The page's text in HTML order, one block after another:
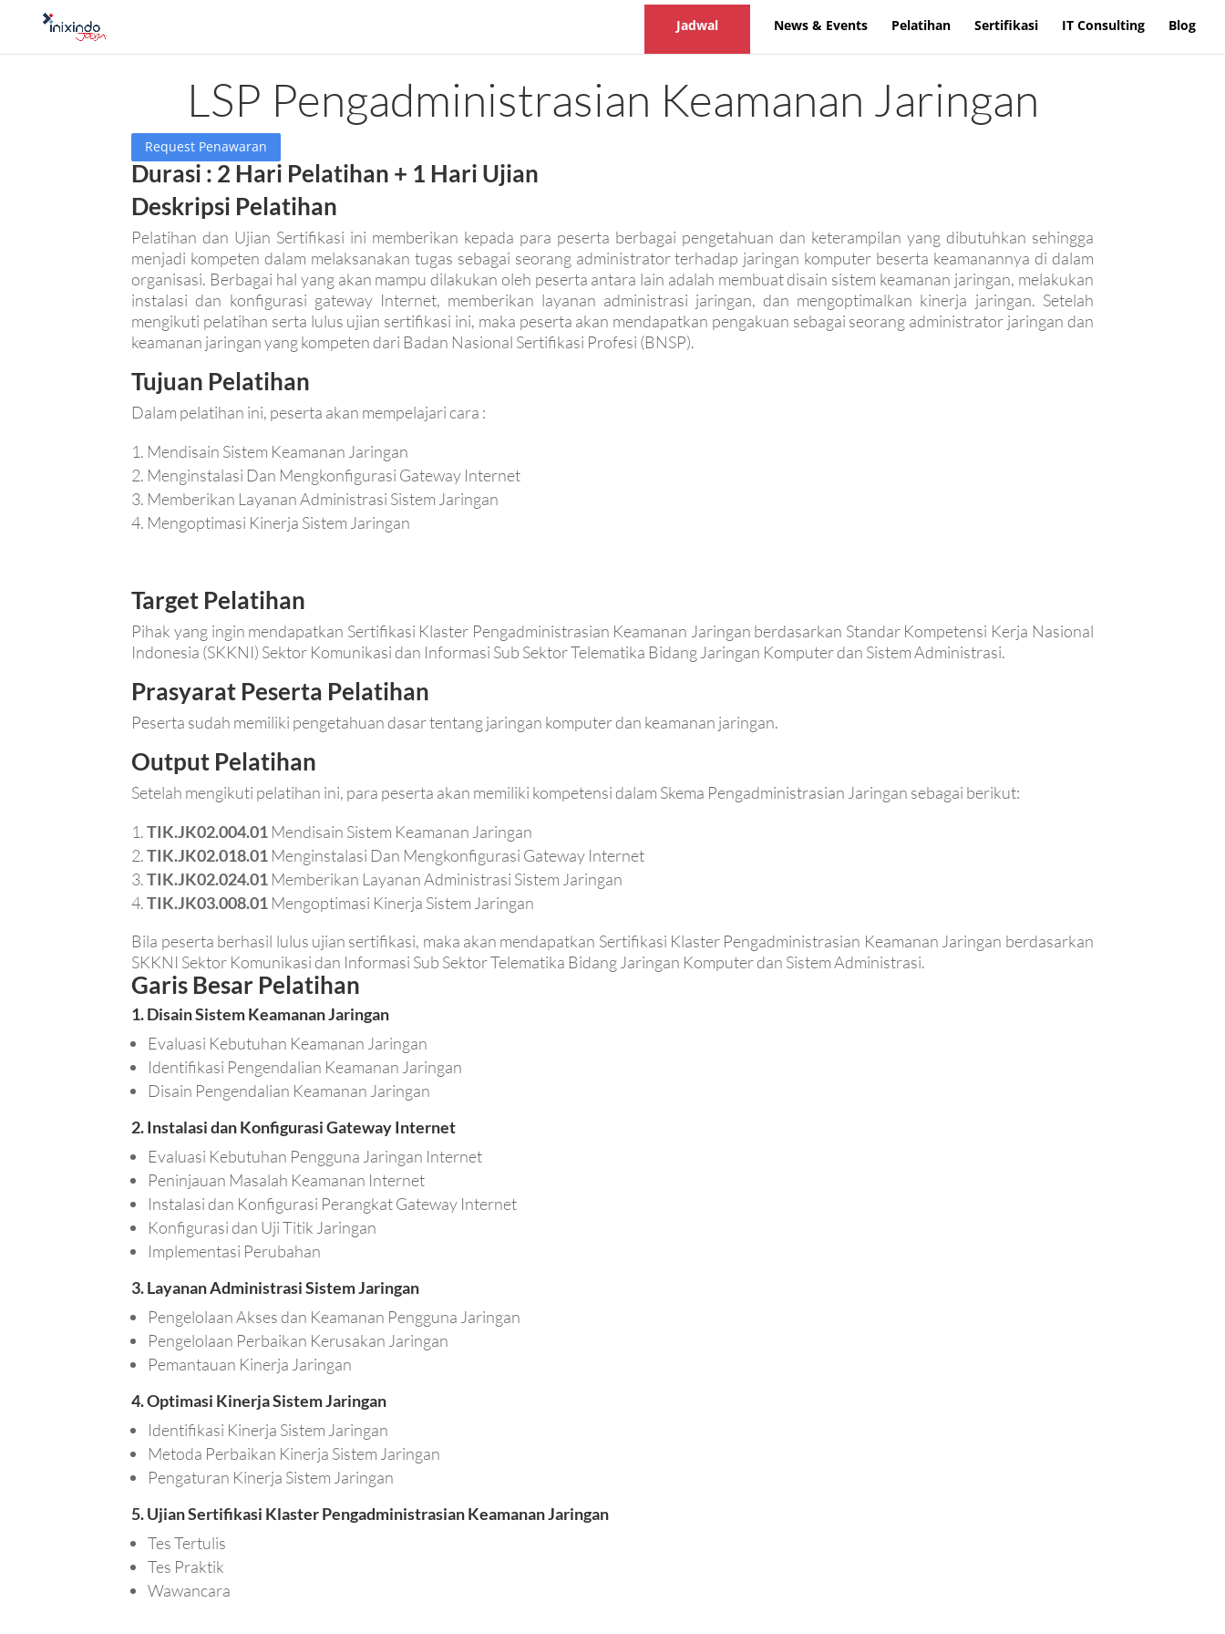
Jadwal News & Events Pelatihan Sertifikasi IT Consulting Blog
LSP Pengadministrasian Keamanan Jaringan
Request Penawaran
Durasi : 2 Hari Pelatihan + 1 Hari Ujian
Deskripsi Pelatihan
Pelatihan dan Ujian Sertifikasi ini memberikan kepada para peserta berbagai pengetahuan dan keterampilan yang dibutuhkan sehingga
menjadi kompeten dalam melaksanakan tugas sebagai seorang administrator terhadap jaringan komputer beserta keamanannya di dalam
organisasi. Berbagai hal yang akan mampu dilakukan oleh peserta antara lain adalah membuat disain sistem keamanan jaringan, melakukan
instalasi dan konfigurasi gateway Internet, memberikan layanan administrasi jaringan, dan mengoptimalkan kinerja jaringan. Setelah
mengikuti pelatihan serta lulus ujian sertifikasi ini, maka peserta akan mendapatkan pengakuan sebagai seorang administrator jaringan dan
keamanan jaringan yang kompeten dari Badan Nasional Sertifikasi Profesi (BNSP).
Tujuan Pelatihan
Dalam pelatihan ini, peserta akan mempelajari cara :
Mendisain Sistem Keamanan Jaringan
Menginstalasi Dan Mengkonfigurasi Gateway Internet
Memberikan Layanan Administrasi Sistem Jaringan
Mengoptimasi Kinerja Sistem Jaringan
Target Pelatihan
Pihak yang ingin mendapatkan Sertifikasi Klaster Pengadministrasian Keamanan Jaringan berdasarkan Standar Kompetensi Kerja Nasional
Indonesia (SKKNI) Sektor Komunikasi dan Informasi Sub Sektor Telematika Bidang Jaringan Komputer dan Sistem Administrasi.
Prasyarat Peserta Pelatihan
Peserta sudah memiliki pengetahuan dasar tentang jaringan komputer dan keamanan jaringan.
Output Pelatihan
Setelah mengikuti pelatihan ini, para peserta akan memiliki kompetensi dalam Skema Pengadministrasian Jaringan sebagai berikut:
TIK.JK02.004.01 Mendisain Sistem Keamanan Jaringan
TIK.JK02.018.01 Menginstalasi Dan Mengkonfigurasi Gateway Internet
TIK.JK02.024.01 Memberikan Layanan Administrasi Sistem Jaringan
TIK.JK03.008.01 Mengoptimasi Kinerja Sistem Jaringan
Bila peserta berhasil lulus ujian sertifikasi, maka akan mendapatkan Sertifikasi Klaster Pengadministrasian Keamanan Jaringan berdasarkan
SKKNI Sektor Komunikasi dan Informasi Sub Sektor Telematika Bidang Jaringan Komputer dan Sistem Administrasi.
Garis Besar Pelatihan
1. Disain Sistem Keamanan Jaringan
Evaluasi Kebutuhan Keamanan Jaringan
Identifikasi Pengendalian Keamanan Jaringan
Disain Pengendalian Keamanan Jaringan
2. Instalasi dan Konfigurasi Gateway Internet
Evaluasi Kebutuhan Pengguna Jaringan Internet
Peninjauan Masalah Keamanan Internet
Instalasi dan Konfigurasi Perangkat Gateway Internet
Konfigurasi dan Uji Titik Jaringan
Implementasi Perubahan
3. Layanan Administrasi Sistem Jaringan
Pengelolaan Akses dan Keamanan Pengguna Jaringan
Pengelolaan Perbaikan Kerusakan Jaringan
Pemantauan Kinerja Jaringan
4. Optimasi Kinerja Sistem Jaringan
Identifikasi Kinerja Sistem Jaringan
Metoda Perbaikan Kinerja Sistem Jaringan
Pengaturan Kinerja Sistem Jaringan
5. Ujian Sertifikasi Klaster Pengadministrasian Keamanan Jaringan
Tes Tertulis
Tes Praktik
Wawancara